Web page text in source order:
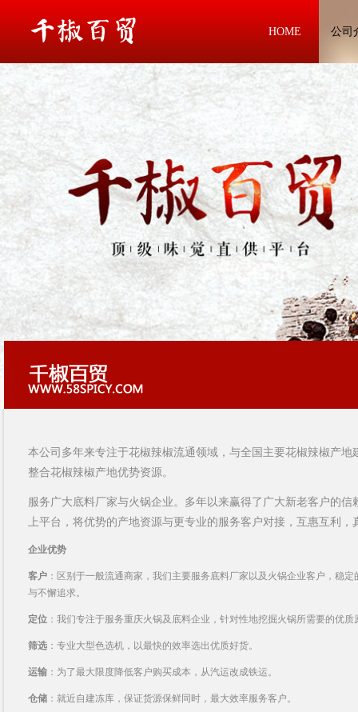
HOME 公司
本公司多年来专注于花椒辣椒流通领域，与全国主要花椒辣椒产
整合花椒辣椒产地优势资源。
服务广大底料厂家与火锅企业。多年以来赢得了广大新老客户的
上平台，将优势的产地资源与更专业的服务客户对接，互惠互利，
企业优势
客户 ：区别于一般流通商家，我们主要服务底料厂家以及火锅企业客户，稳
与不懈追求。
定位 ：我们专注于服务重庆火锅及底料企业，针对性地挖掘火锅所需要的优质
筛选 ：专业大型色选机，以最快的效率选出优质好货。
运输 ：为了最大限度降低客户购买成本，从汽运改成铁运。
仓储 ：就近自建冻库，保证货源保鲜同时，最大效率服务客户。